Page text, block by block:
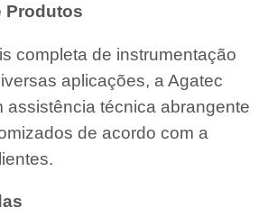
Produtos
completa de instrumentação
aplicações, a Agatec
assistência técnica abrangente
de acordo com a